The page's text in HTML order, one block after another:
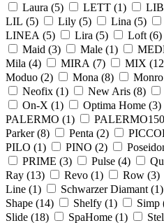
Laura (5) LETT (1)
LIL (5) Lily (5) Lina (5)
LINEA (5) Lira (5) Loft (6)
Maid (3) Male (1)
Mila (4) MIRA (7) MIX (12
Moduo (2) Mona (8)
Neofix (1) New Aris (8)
On-X (1) Optima Home (3)
PALERMO (1)
Parker (8) Penta (2)
PILO (1) PINO (2)
PRIME (3) Pulse (4)
Ray (13) Revo (1) Row (3)
Line (1) Schwarzer Diamant (1)
Shape (14) Shelfy (1) Simp
Slide (18) SpaHome (1)